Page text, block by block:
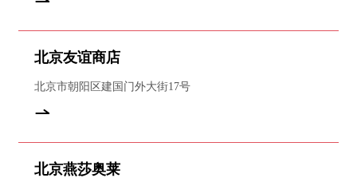
北京友谊商店
北京市朝阳区建国门外大街17号
北京燕莎奥莱